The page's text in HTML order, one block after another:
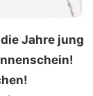
Jahre jung